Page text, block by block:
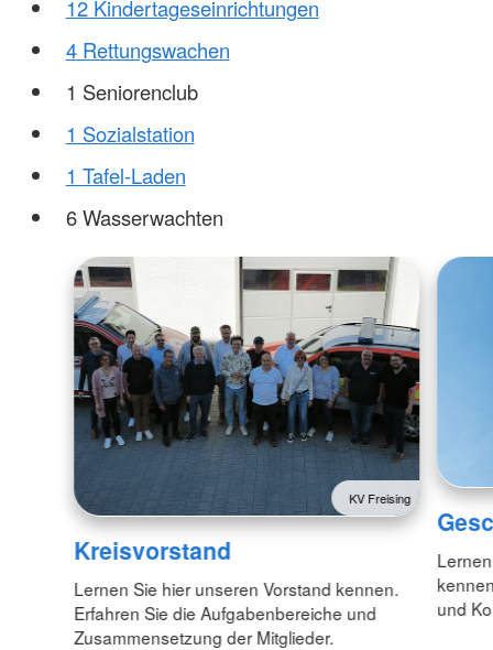
12 Kindertageseinrichtungen
4 Rettungswachen
1 Seniorenclub
1 Sozialstation
1 Tafel-Laden
6 Wasserwachten
KV Freising
Kreisvorstand
Lernen Sie hier unseren Vorstand kennen.
Erfahren Sie die Aufgabenbereiche und
Zusammensetzung der Mitglieder.
und